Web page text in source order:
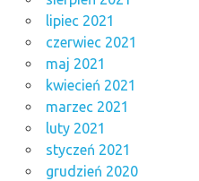
lipiec 2021
czerwiec 2021
maj 2021
kwiecień 2021
marzec 2021
luty 2021
styczeń 2021
grudzień 2020